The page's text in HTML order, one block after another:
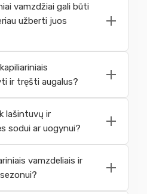
vamzdžiai gali būti
užberti juos
ir tręšti augalus?
lašintuvų ir
sodui ar uogynui?
vamzdeliais ir